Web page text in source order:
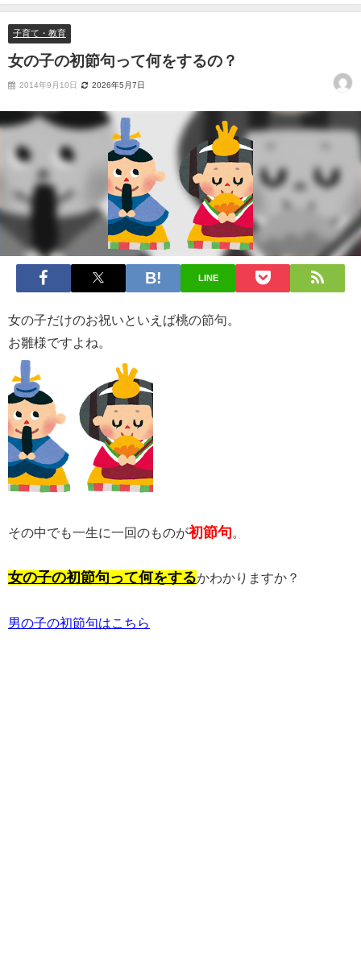
子育て・教育
女の子の初節句って何をするの？
2014年9月10日 2026年5月7日
LINE
女の子だけのお祝いといえば桃の節句。
お雛様ですよね。
その中でも一生に一回のものが初節句
女の子の初節句って何をするかわかりますか？
男の子の初節句はこちら